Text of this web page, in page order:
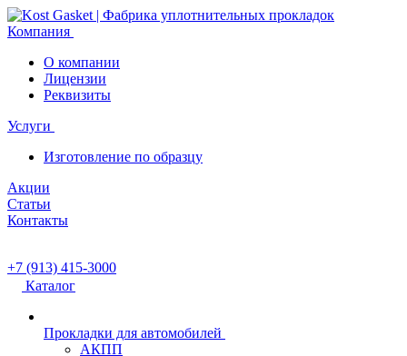
Компания
О компании
Лицензии
Реквизиты
Услуги
Изготовление по образцу
Акции
Статьи
Контакты
+7 (913) 415-3000
Каталог
Прокладки для автомобилей
АКПП